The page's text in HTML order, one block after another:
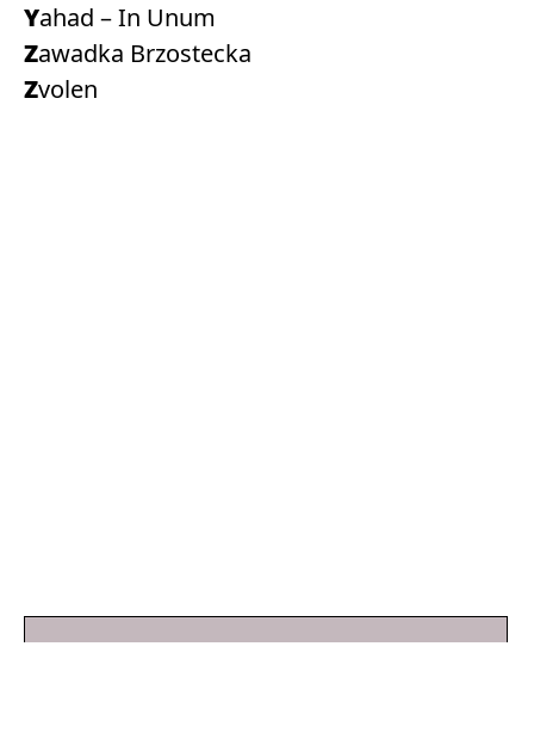
Yahad – In Unum
Zawadka Brzostecka
Zvolen